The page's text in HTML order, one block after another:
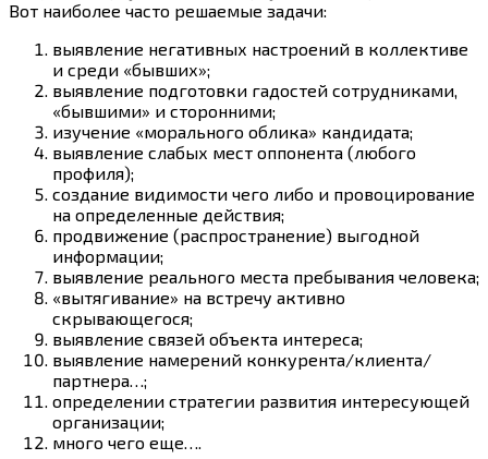
Вот наиболее часто решаемые задачи:
выявление негативных настроений в коллективе
и среди «бывших»;
выявление подготовки гадостей сотрудниками,
«бывшими» и сторонними;
изучение «морального облика» кандидата;
выявление слабых мест оппонента (любого
профиля);
создание видимости чего либо и провоцирование
на определенные действия;
продвижение (распространение) выгодной
информации;
выявление реального места пребывания человека;
«вытягивание» на встречу активно
скрывающегося;
выявление связей объекта интереса;
выявление намерений конкурента/клиента/
партнера…;
определении стратегии развития интересующей
организации;
много чего еще….